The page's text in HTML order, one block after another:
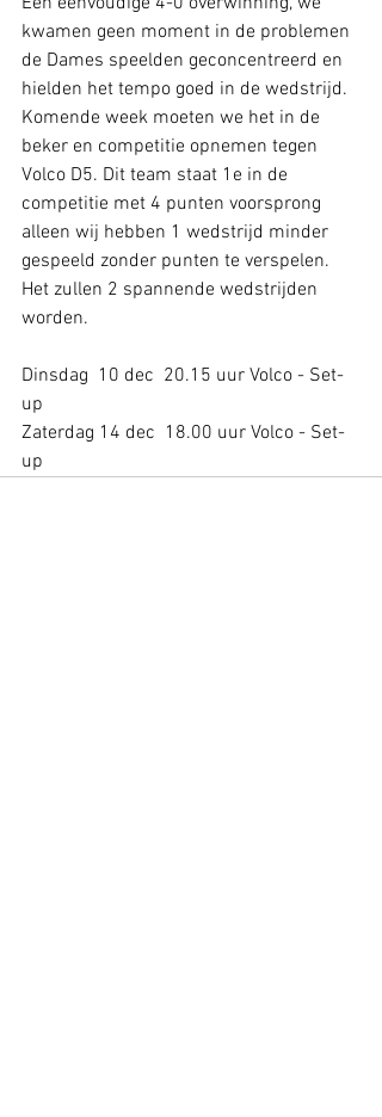
kwamen geen moment in de problemen
de Dames speelden geconcentreerd en
hielden het tempo goed in de wedstrijd.
Komende week moeten we het in de
beker en competitie opnemen tegen
Volco D5. Dit team staat 1e in de
competitie met 4 punten voorsprong
alleen wij hebben 1 wedstrijd minder
gespeeld zonder punten te verspelen.
Het zullen 2 spannende wedstrijden
worden.
Dinsdag  10 dec  20.15 uur Volco - Set-
up
Zaterdag 14 dec  18.00 uur Volco - Set-
up